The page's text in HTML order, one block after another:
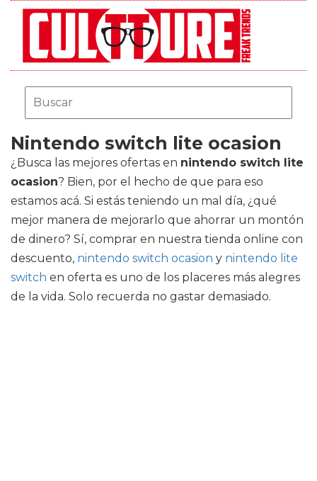
Nintendo switch lite ocasion
¿Busca las mejores ofertas en nintendo switch lite
ocasion? Bien, por el hecho de que para eso
estamos acá. Si estás teniendo un mal día, ¿qué
mejor manera de mejorarlo que ahorrar un montón
de dinero? Sí, comprar en nuestra tienda online con
descuento, nintendo switch ocasion y nintendo lite
switch en oferta es uno de los placeres más alegres
de la vida. Solo recuerda no gastar demasiado.